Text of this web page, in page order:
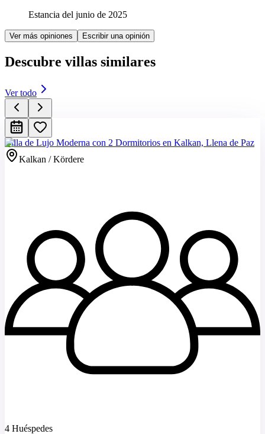
Estancia del junio de 2025
Ver más opiniones Escribir una opinión
Descubre villas similares
Ver todo
Villa de Lujo Moderna con 2 Dormitorios en Kalkan, Llena de Paz
Kalkan / Kördere
4 Huéspedes